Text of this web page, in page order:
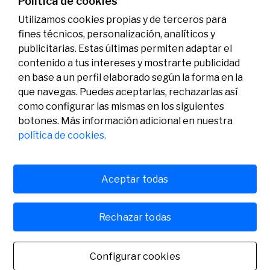
Legal
Aviso legal
Política de privacidad
Actividad
Convocatorias
Premios
Social
© Fundación Banco Sabadell 2024 todos los derechos
Utilizamos cookies propias y de terceros para
fines técnicos, personalización, analíticos y
publicitarias. Estas últimas permiten adaptar el
contenido a tus intereses y mostrarte publicidad
en base a un perfil elaborado según la forma en la
que navegas. Puedes aceptarlas, rechazarlas así
como configurar las mismas en los siguientes
botones. Más información adicional en nuestra
política de cookies.
Configurar cookies
Rechazar todas
Aceptar todas